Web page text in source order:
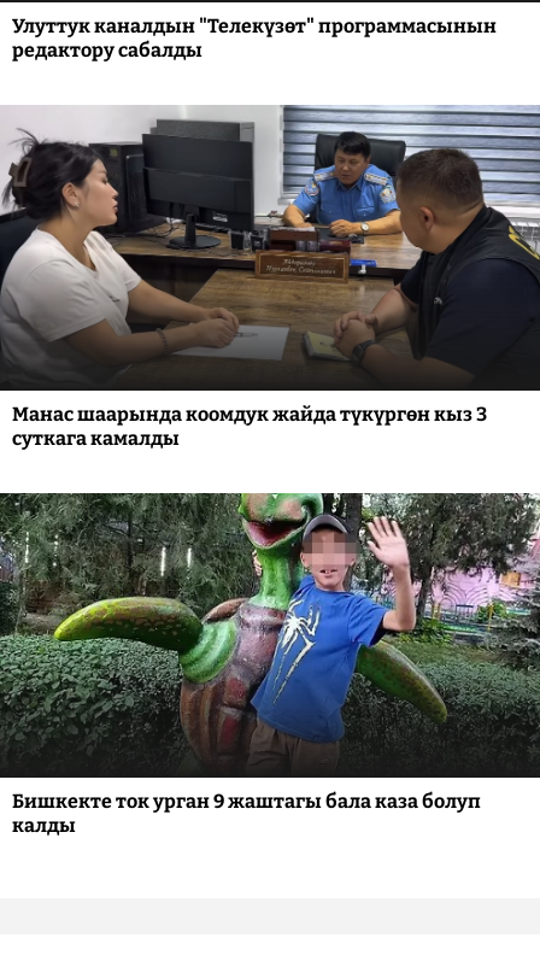
Улуттук каналдын "Телекүзөт" программасынын
редактору сабалды
Манас шаарында коомдук жайда түкүргөн кыз 3
суткага камалды
Бишкекте ток урган 9 жаштагы бала каза болуп
калды